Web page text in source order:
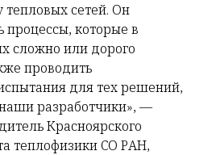
тепловых сетей. Он
процессы, которые в
сложно или дорого
проводить
для тех решений,
разработчики», —
Красноярского
теплофизики СО РАН,